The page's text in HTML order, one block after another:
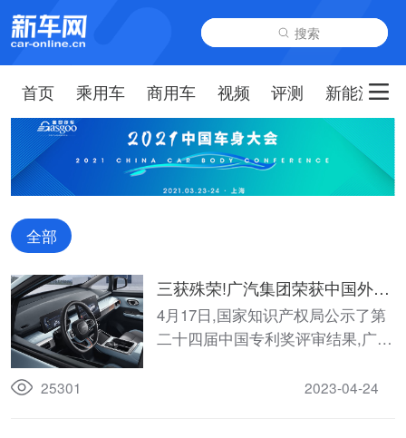
搜索
首页 乘用车 商用车 视频 评测 新能源
全部
三获殊荣!广汽集团荣获中国外观
专利金奖
4月17日,国家知识产权局公示了第
二十四届中国专利奖评审结果,广汽
中国外观设计金奖、“自动变速器的
25301 2023-04-24